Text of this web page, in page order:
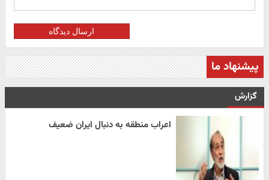
ارسال دیدگاه
پیشنهاد ما
گزارش
اعراب منطقه به دنبال ایران ضعیف